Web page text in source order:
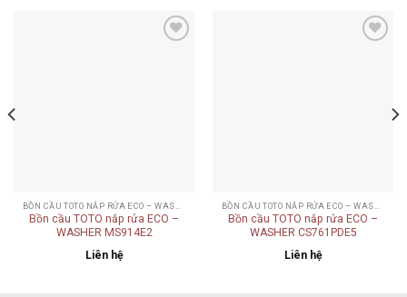
BỒN CẦU TOTO NẮP RỬA ECO – WASHER
Bồn cầu TOTO nắp rửa ECO –
WASHER MS914E2
Liên hệ
BỒN CẦU TOTO NẮP RỬA ECO – WASHER
Bồn cầu TOTO nắp rửa ECO –
WASHER CS761PDE5
Liên hệ